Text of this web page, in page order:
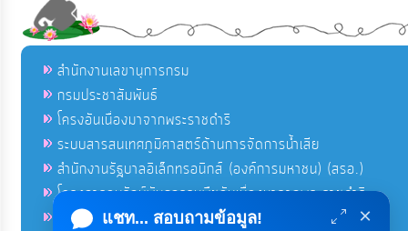
สำนักงานเลขานุการกรม
กรมประชาสัมพันธ์
โครงอันเนื่องมาจากพระราชดำริ
ระบบสารสนเทศภูมิศาสตร์ด้านการจัดการน้ำเสีย
สำนักงานรัฐบาลอิเล็กทรอนิกส์ (องค์การมหาชน) (สรอ.)
โครงการอนุรักษ์พันธุกรรมพืชอันเนื่องมาจากพระราชดำริ
คลังข่าวมหาไทย
แชท... สอบถามข้อมูล! ×